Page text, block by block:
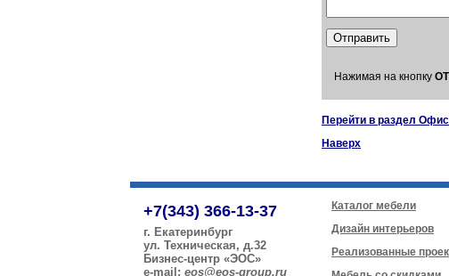
Нажимая на кнопку
Перейти в раздел
Наверх
+7(343) 366-13-37
г. Екатеринбург
ул. Техническая, д.32
Бизнес-центр «ЭОС»
e-mail: eos@eos-group.ru
Каталог мебели
Дизайн интерьеров
Реализованные